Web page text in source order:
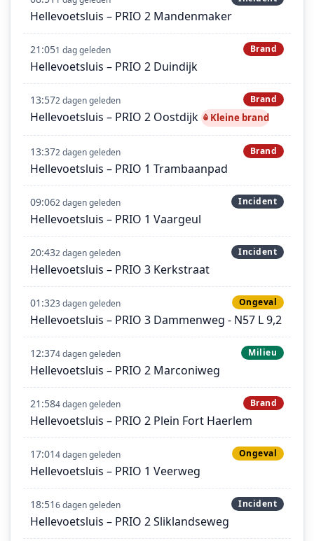
Hellevoetsluis – PRIO 2 Mandenmaker
21:051 dag geleden Brand
Hellevoetsluis – PRIO 2 Duindijk
13:572 dagen geleden Brand
Hellevoetsluis – PRIO 2 Oostdijk Kleine brand
13:372 dagen geleden Brand
Hellevoetsluis – PRIO 1 Trambaanpad
09:062 dagen geleden Incident
Hellevoetsluis – PRIO 1 Vaargeul
20:432 dagen geleden Incident
Hellevoetsluis – PRIO 3 Kerkstraat
01:323 dagen geleden Ongeval
Hellevoetsluis – PRIO 3 Dammenweg - N57 L 9,2
12:374 dagen geleden Milieu
Hellevoetsluis – PRIO 2 Marconiweg
21:584 dagen geleden Brand
Hellevoetsluis – PRIO 2 Plein Fort Haerlem
17:014 dagen geleden Ongeval
Hellevoetsluis – PRIO 1 Veerweg
18:516 dagen geleden Incident
Hellevoetsluis – PRIO 2 Sliklandseweg